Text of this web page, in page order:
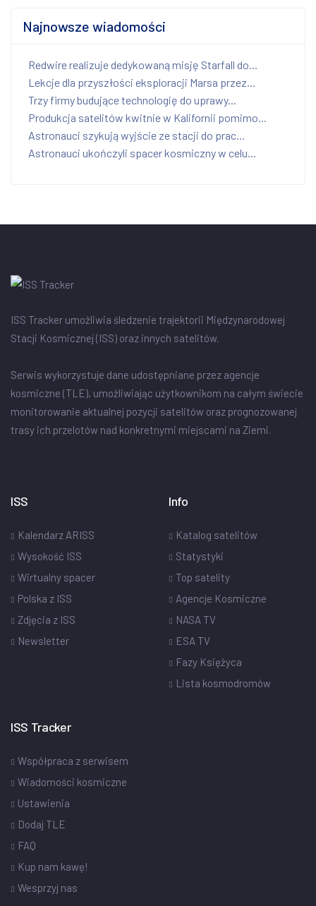
Najnowsze wiadomości
Redwire realizuje dedykowaną misję Starfall do...
Lekcje dla przyszłości eksploracji Marsa przez...
Trzy firmy budujące technologię do uprawy...
Produkcja satelitów kwitnie w Kalifornii pomimo...
Astronauci szykują wyjście ze stacji do prac...
Astronauci ukończyli spacer kosmiczny w celu...
ISS Tracker umożliwia śledzenie trajektorii Międzynarodowej
Stacji Kosmicznej (ISS) oraz innych satelitów.
Serwis wykorzystuje dane udostępniane przez agencje
kosmiczne (TLE), umożliwiając użytkownikom na całym świecie
monitorowanie aktualnej pozycji satelitów oraz prognozowanej
trasy ich przelotów nad konkretnymi miejscami na Ziemi.
ISS
Kalendarz ARISS
Wysokość ISS
Wirtualny spacer
Polska z ISS
Zdjęcia z ISS
Newsletter
Info
Katalog satelitów
Statystyki
Top satelity
Agencje Kosmiczne
NASA TV
ESA TV
Fazy Księżyca
Lista kosmodromów
ISS Tracker
Współpraca z serwisem
Wiadomości kosmiczne
Ustawienia
Dodaj TLE
FAQ
Kup nam kawę!
Wesprzyj nas